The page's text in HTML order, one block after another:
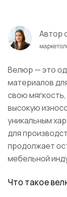
Автор
Велюр — это
материалов
свою
высокую
уникальным
для
продолжает
мебельной
Что такое